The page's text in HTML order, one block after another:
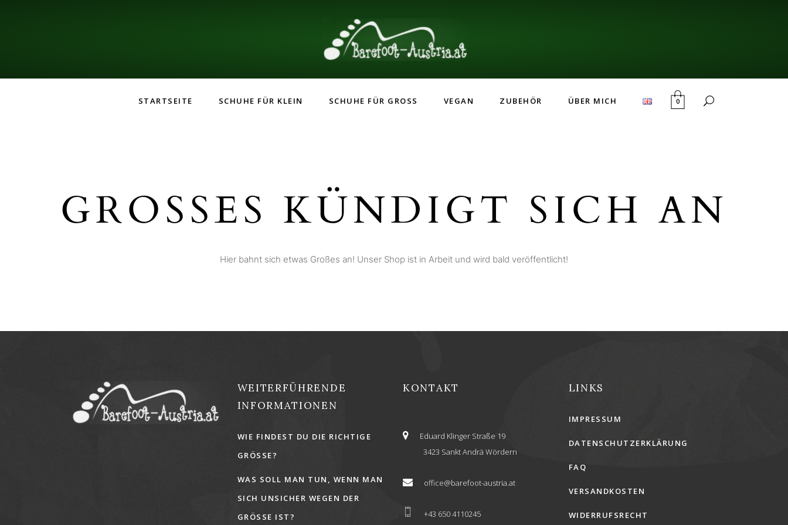
STARTSEITE SCHUHE FÜR KLEIN SCHUHE FÜR GROSS VEGAN ZUBEHÖR ÜBER MICH 0
GROSSES KÜNDIGT SICH AN
Hier bahnt sich etwas Großes an! Unser Shop ist in Arbeit und wird bald veröffentlicht!
WEITERFÜHRENDE
INFORMATIONEN
WIE FINDEST DU DIE RICHTIGE
GRÖSSE?
WAS SOLL MAN TUN, WENN MAN
SICH UNSICHER WEGEN DER
GRÖSSE IST?
KONTAKT
Eduard Klinger Straße 19
3423 Sankt Andrä Wördern
office@barefoot-austria.at
+43 650 4110245
LINKS
IMPRESSUM
DATENSCHUTZERKLÄRUNG
FAQ
VERSANDKOSTEN
WIDERRUFSRECHT